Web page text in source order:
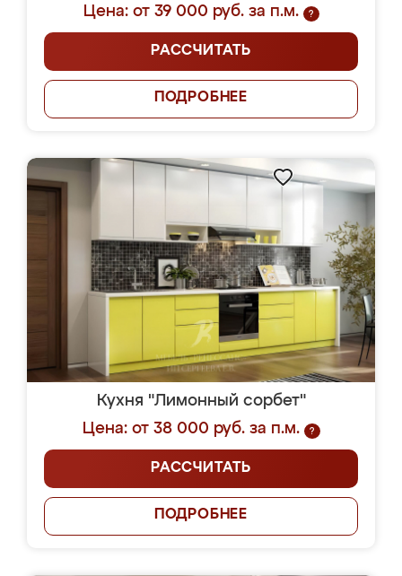
Цена: от 39 000 руб. за п.м.
?
РАССЧИТАТЬ
ПОДРОБНЕЕ
Кухня "Лимонный сорбет"
Цена: от 38 000 руб. за п.м.
?
РАССЧИТАТЬ
ПОДРОБНЕЕ